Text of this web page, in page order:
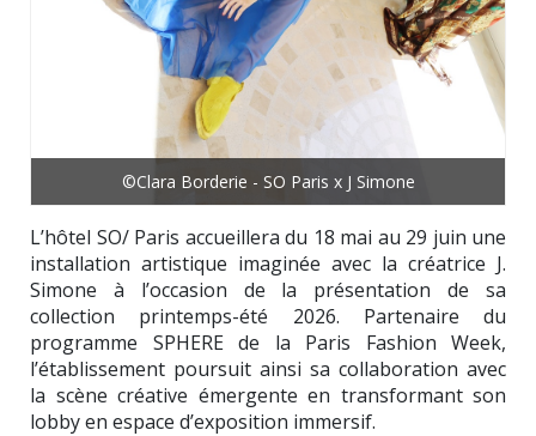
©Clara Borderie - SO Paris x J Simone
L’hôtel SO/ Paris accueillera du 18 mai au 29 juin une
installation artistique imaginée avec la créatrice J.
Simone à l’occasion de la présentation de sa
collection printemps-été 2026. Partenaire du
programme SPHERE de la Paris Fashion Week,
l’établissement poursuit ainsi sa collaboration avec
la scène créative émergente en transformant son
lobby en espace d’exposition immersif.